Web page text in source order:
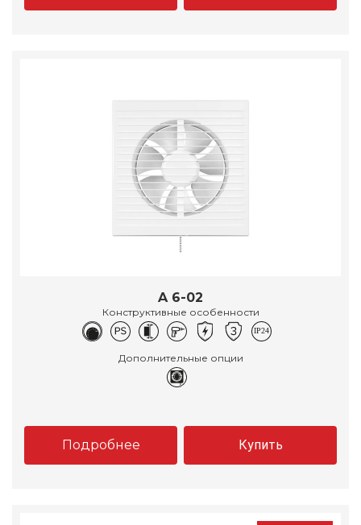
A 6-02
Конструктивные особенности
Дополнительные опции
Подробнее Купить